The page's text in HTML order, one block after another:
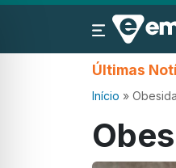
Últimas
Início »